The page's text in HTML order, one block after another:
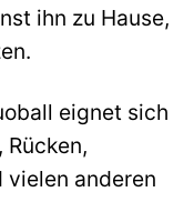
ihn zu Hause,
eignet sich
vielen anderen